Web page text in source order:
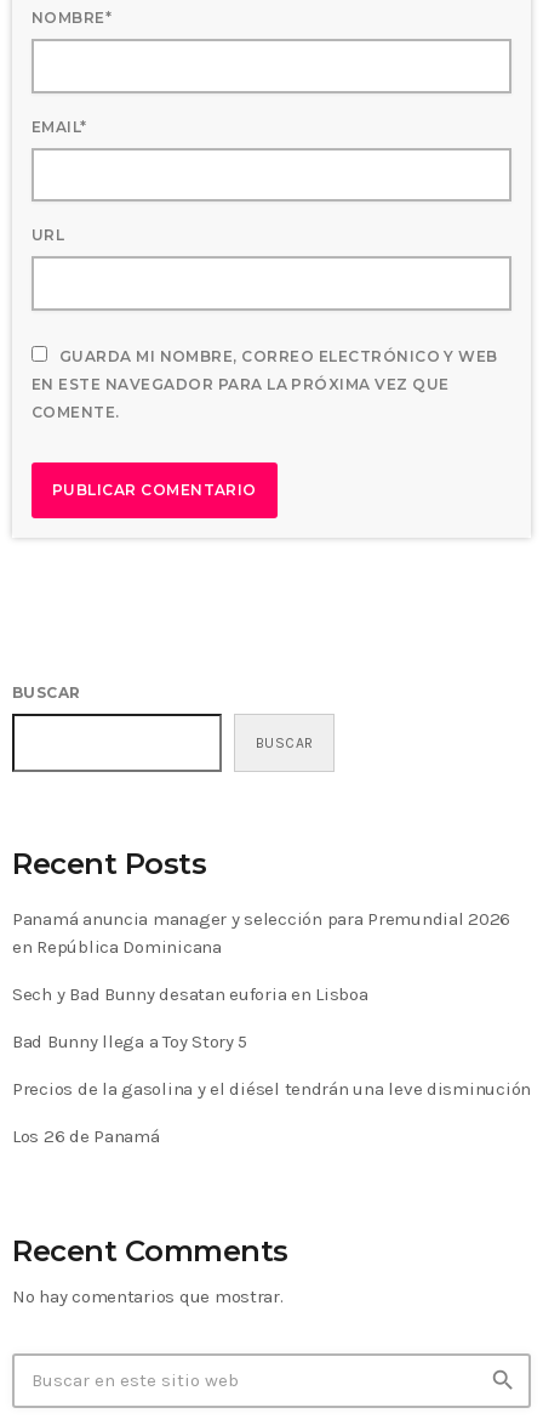
NOMBRE*
EMAIL*
URL
GUARDA MI NOMBRE, CORREO ELECTRÓNICO Y WEB
EN ESTE NAVEGADOR PARA LA PRÓXIMA VEZ QUE
COMENTE.
BUSCAR
BUSCAR
Recent Posts
Panamá anuncia manager y selección para Premundial 2026
en República Dominicana
Sech y Bad Bunny desatan euforia en Lisboa
Bad Bunny llega a Toy Story 5
Precios de la gasolina y el diésel tendrán una leve disminución
Los 26 de Panamá
Recent Comments
No hay comentarios que mostrar.
search